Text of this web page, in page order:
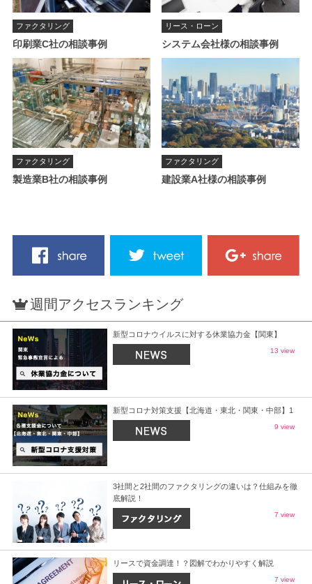
ファクタリング
印刷業C社の相談事例
リース・ローン
システム会社様の相談事例
ファクタリング
製造業B社の相談事例
ファクタリング
建設業A社様の相談事例
週間アクセスランキング
新型コロナウイルスに対する休業協力金【関東】
13 view
新型コロナ対策支援【北海道・東北・関東・中部】1
9 view
3社間と2社間のファクタリングの違いは？仕組みを徹
底解説！
7 view
リースで資金調達！？図解でわかりやすく解説
7 view